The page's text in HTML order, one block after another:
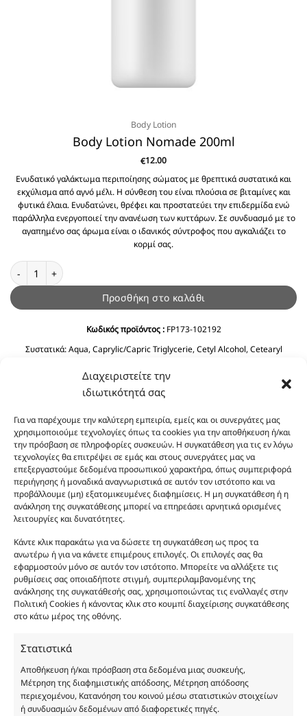
Διαχειριστείτε την
ιδιωτικότητά σας
Για να παρέχουμε την καλύτερη εμπειρία, εμείς και οι συνεργάτες μας
χρησιμοποιούμε τεχνολογίες όπως τα cookies για την αποθήκευση ή/και
την πρόσβαση σε πληροφορίες συσκευών. Η συγκατάθεση για τις εν λόγω
τεχνολογίες θα επιτρέψει σε εμάς και στους συνεργάτες μας να
επεξεργαστούμε δεδομένα προσωπικού χαρακτήρα, όπως συμπεριφορά
περιήγησης ή μοναδικά αναγνωριστικά σε αυτόν τον ιστότοπο και να
προβάλλουμε (μη) εξατομικευμένες διαφημίσεις. Η μη συγκατάθεση ή η
ανάκληση της συγκατάθεσης μπορεί να επηρεάσει αρνητικά ορισμένες
λειτουργίες και δυνατότητες.
Κάντε κλικ παρακάτω για να δώσετε τη συγκατάθεση ως προς τα
ανωτέρω ή για να κάνετε επιμέρους επιλογές. Οι επιλογές σας θα
εφαρμοστούν μόνο σε αυτόν τον ιστότοπο. Μπορείτε να αλλάξετε τις
ρυθμίσεις σας οποιαδήποτε στιγμή, συμπεριλαμβανομένης της
ανάκλησης της συγκατάθεσής σας, χρησιμοποιώντας τις εναλλαγές στην
Πολιτική Cookies ή κάνοντας κλικ στο κουμπί διαχείρισης συγκατάθεσης
στο κάτω μέρος της οθόνης.
Στατιστικά
Αποθήκευση ή/και πρόσβαση στα δεδομένα μιας συσκευής,
Μέτρηση της διαφημιστικής απόδοσης, Μέτρηση απόδοσης
περιεχομένου, Κατανόηση του κοινού μέσω στατιστικών στοιχείων
ή συνδυασμών δεδομένων από διαφορετικές πηγές.
Body Lotion
Body Lotion Nomade 200ml
€12.00
Ενυδατικό γαλάκτωμα περιποίησης σώματος με θρεπτικά συστατικά και
εκχύλισμα από αγνό μέλι. Η σύνθεση του είναι πλούσια σε βιταμίνες και
φυτικά έλαια. Ενυδατώνει, θρέφει και προστατεύει την επιδερμίδα ενώ
παράλληλα ενεργοποιεί την ανανέωση των κυττάρων. Σε συνδυασμό με το
αγαπημένο σας άρωμα είναι ο ιδανικός σύντροφος που αγκαλιάζει το
κορμί σας.
Body Lotion Nomade 200ml ποσότητα
Προσθήκη στο καλάθι
Κωδικός προϊόντος :FP173-102192
Συστατικά:Aqua, Caprylic/Capric Triglycerie, Cetyl Alcohol, Cetearyl
Amygdalus Dulcis Oil, Cyclopentasiloxane, Phenoxyethanol, Ceteareth-20,
Olea Europaea Fruit Oil, Dimethicone, Ethylhexyglycerin, Imidazolidinyl
Urea, Polyquaternium-39, Panthenol, BHT, Sodium Benzoate, Citric Acid.
Οι φωτογραφίες των προϊόντων είναι ενδεικτικές
Σκοπός τους είναι η διευκόλυνση της επιλογής σας.
Σε καμία περίπτωση δεν αντιστοιχούν στα
αυθεντικά αρώματα και δεν ανταποκρίνονται στην
πραγματικότητα. Πρόθεση της επιχείρησης μας δεν
είναι η παραπλάνηση και η εξαπάτηση του
καταναλωτή. Όλα μας τα προϊόντα είναι τύπου, σε
χύμα μορφή και είναι εμπνευσμένα από τα
αντίστοιχα αυθεντικά γνωστών οίκων. Οι
ονομασίες, οι εικόνες και τα σήματα των
προϊόντων αποτελούν αναφαίρετη και
κατοχυρωμένη εμπορικά ιδιοκτησία των